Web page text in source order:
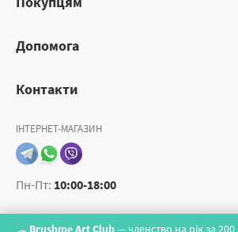
Brushme Art Club— членство на рік за
Допомога
Контакти
ІНТЕРНЕТ-МАГАЗИН
Пн-Пт: 10:00-18:00